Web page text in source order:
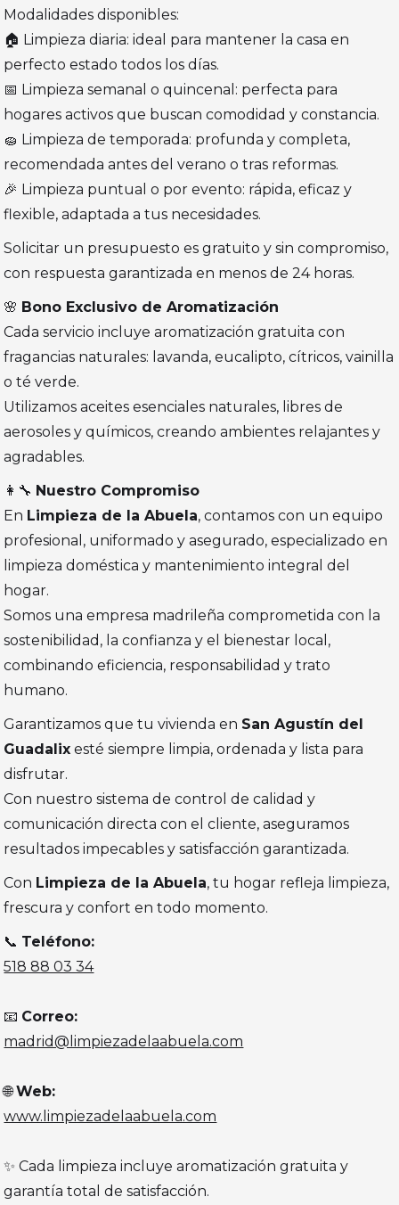
Modalidades disponibles:
🏠 Limpieza diaria: ideal para mantener la casa en
perfecto estado todos los días.
📅 Limpieza semanal o quincenal: perfecta para
hogares activos que buscan comodidad y constancia.
🧽 Limpieza de temporada: profunda y completa,
recomendada antes del verano o tras reformas.
🎉 Limpieza puntual o por evento: rápida, eficaz y
flexible, adaptada a tus necesidades.
Solicitar un presupuesto es gratuito y sin compromiso,
con respuesta garantizada en menos de 24 horas.
🌸 Bono Exclusivo de Aromatización
Cada servicio incluye aromatización gratuita con
fragancias naturales: lavanda, eucalipto, cítricos, vainilla
o té verde.
Utilizamos aceites esenciales naturales, libres de
aerosoles y químicos, creando ambientes relajantes y
agradables.
👩‍🔧 Nuestro Compromiso
En Limpieza de la Abuela, contamos con un equipo
profesional, uniformado y asegurado, especializado en
limpieza doméstica y mantenimiento integral del
hogar.
Somos una empresa madrileña comprometida con la
sostenibilidad, la confianza y el bienestar local,
combinando eficiencia, responsabilidad y trato
humano.
Garantizamos que tu vivienda en San Agustín del
Guadalix esté siempre limpia, ordenada y lista para
disfrutar.
Con nuestro sistema de control de calidad y
comunicación directa con el cliente, aseguramos
resultados impecables y satisfacción garantizada.
Con Limpieza de la Abuela, tu hogar refleja limpieza,
frescura y confort en todo momento.
📞 Teléfono:
518 88 03 34
📧 Correo:
madrid@limpiezadelaabuela.com
🌐Web:
www.limpiezadelaabuela.com
✨ Cada limpieza incluye aromatización gratuita y
garantía total de satisfacción.